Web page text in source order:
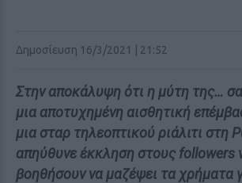
Δημοσίευση 16/3/2021 | 21:52
Στην αποκάλυψη ότι η μύτη της…
μια αποτυχημένη αισθητική
μια σταρ τηλεοπτικού ριάλιτι στη
απηύθυνε έκκληση στους followers
βοηθήσουν να μαζέψει τα χρήματα